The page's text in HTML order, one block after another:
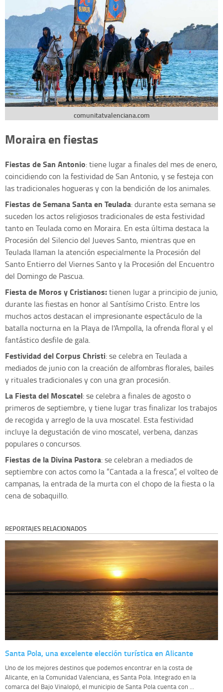
comunitatvalenciana.com
Moraira en fiestas
Fiestas de San Antonio: tiene lugar a finales del mes de enero,
coincidiendo con la festividad de San Antonio, y se festeja con
las tradicionales hogueras y con la bendición de los animales.
Fiestas de Semana Santa en Teulada: durante esta semana se
suceden los actos religiosos tradicionales de esta festividad
tanto en Teulada como en Moraira. En esta última destaca la
Procesión del Silencio del Jueves Santo, mientras que en
Teulada llaman la atención especialmente la Procesión del
Santo Entierro del Viernes Santo y la Procesión del Encuentro
del Domingo de Pascua.
Fiesta de Moros y Cristianos:tienen lugar a principio de junio,
durante las fiestas en honor al Santísimo Cristo. Entre los
muchos actos destacan el impresionante espectáculo de la
batalla nocturna en la Playa de l'Ampolla, la ofrenda floral y el
fantástico desfile de gala.
Festividad del Corpus Christi: se celebra en Teulada a
mediados de junio con la creación de alfombras florales, bailes
y rituales tradicionales y con una gran procesión.
La Fiesta del Moscatel: se celebra a finales de agosto o
primeros de septiembre, y tiene lugar tras finalizar los trabajos
de recogida y arreglo de la uva moscatel. Esta festividad
incluye la degustación de vino moscatel, verbena, danzas
populares o concursos.
Fiestas de la Divina Pastora: se celebran a mediados de
septiembre con actos como la “Cantada a la fresca”, el volteo de
campanas, la entrada de la murta con el chopo de la fiesta o la
cena de sobaquillo.
REPORTAJES RELACIONADOS
Santa Pola, una excelente elección turística en Alicante
Uno de los mejores destinos que podemos encontrar en la costa de
Alicante, en la Comunidad Valenciana, es Santa Pola. Integrado en la
comarca del Bajo Vinalopó, el municipio de Santa Pola cuenta con ...